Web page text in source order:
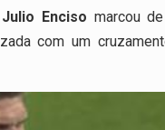
Julio Enciso marcou
com um